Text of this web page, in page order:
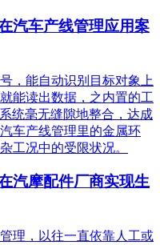
汽车产线管理应用案
，能自动识别目标对象上
能读出数据，之内置的工
统毫无缝隙地整合，达成
车产线管理里的金属环
工况中的受限状况。
汽摩配件厂商实现生
理，以往一直依靠人工或